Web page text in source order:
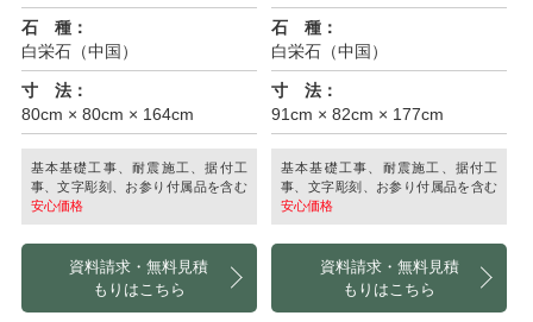
石 種：
白栄石（中国）
寸 法：
80cm × 80cm × 164cm
基本基礎工事、耐震施工、据付工
事、文字彫刻、お参り付属品を含む
安心価格
資料請求・無料見積
もりはこちら
石 種：
白栄石（中国）
寸 法：
91cm × 82cm × 177cm
基本基礎工事、耐震施工、据付工
事、文字彫刻、お参り付属品を含む
安心価格
資料請求・無料見積
もりはこちら